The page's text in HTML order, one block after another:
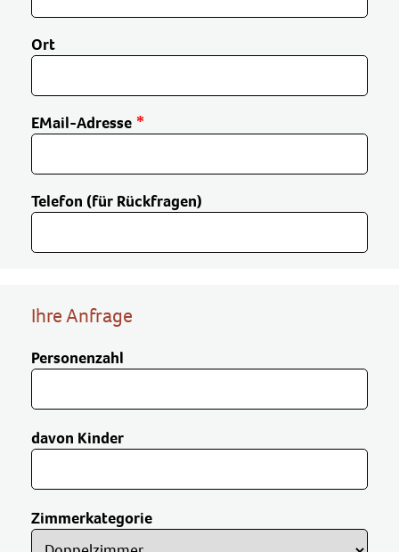
Ort
EMail-Adresse
Telefon (für Rückfragen)
Ihre Anfrage
Personenzahl
davon Kinder
Zimmerkategorie